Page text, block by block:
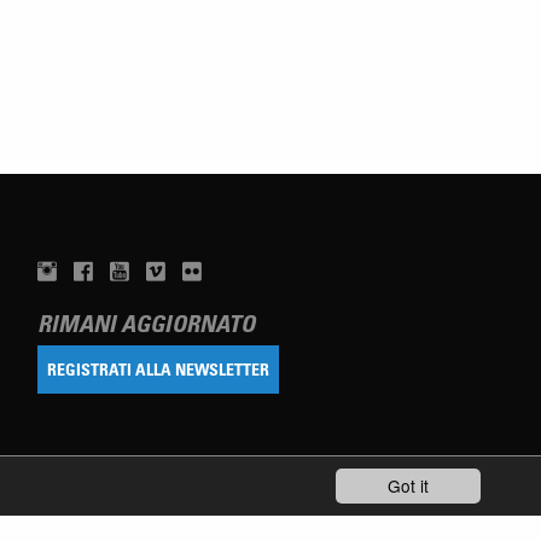
Got it
RIMANI AGGIORNATO
REGISTRATI ALLA NEWSLETTER